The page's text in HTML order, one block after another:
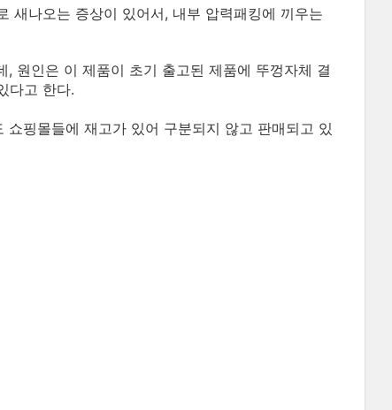
새나오는 증상이 있어서, 내부 압력패킹에 끼우는
원인은 이 제품이 초기 출고된 제품에 뚜껑자체 결
다고 한다.
핑몰들에 재고가 있어 구분되지 않고 판매되고 있